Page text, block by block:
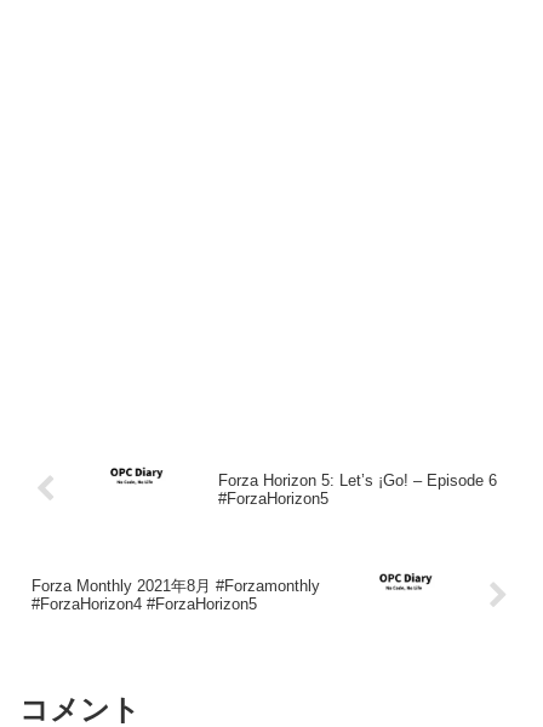
Forza Horizon 5: Let’s ¡Go! – Episode 6
#ForzaHorizon5
Forza Monthly 2021年8月 #Forzamonthly
#ForzaHorizon4 #ForzaHorizon5
コメント